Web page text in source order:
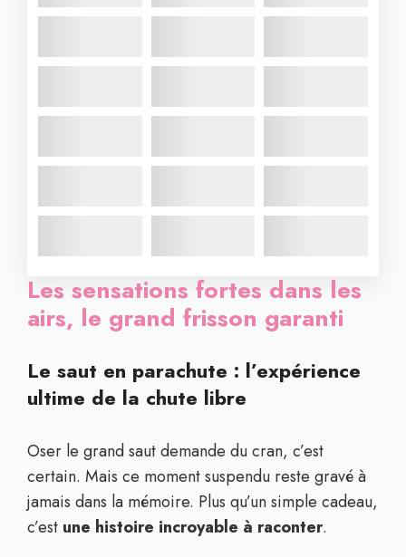
Les sensations fortes dans les
airs, le grand frisson garanti
Le saut en parachute : l’expérience
ultime de la chute libre
Oser le grand saut demande du cran, c’est
certain. Mais ce moment suspendu reste gravé à
jamais dans la mémoire. Plus qu’un simple cadeau,
c’est une histoire incroyable à raconter.